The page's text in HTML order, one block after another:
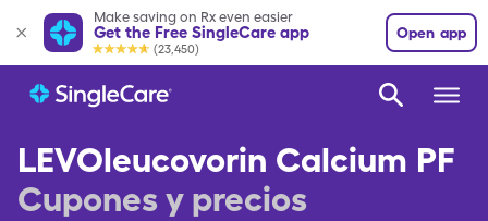
Make saving on Rx even easier
Get the Free SingleCare app
(23,450)
Open app
LEVOleucovorin Calcium PF
Cupones y precios